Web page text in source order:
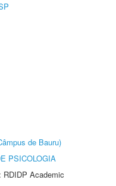
de Bauru)
PSICOLOGIA
Academic